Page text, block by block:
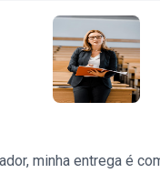
minha entrega é